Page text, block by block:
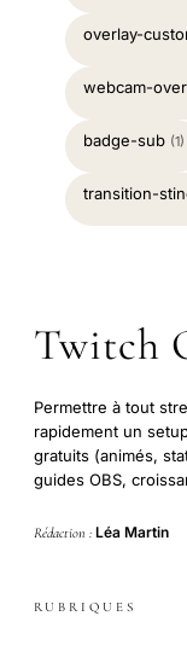
overlay-
webcam-
badge-sub (1)
transition-
Twitch
Permettre à tout
rapidement un
gratuits (animés,
guides OBS,
Rédaction : Léa Martin
RUBRIQUES